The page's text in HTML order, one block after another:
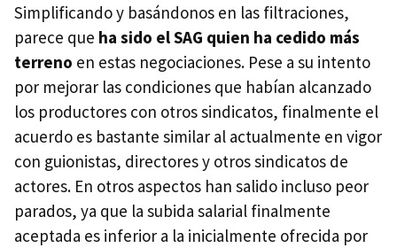
Simplificando y basándonos en las filtraciones,
parece que ha sido el SAG quien ha cedido más
terreno en estas negociaciones. Pese a su intento
por mejorar las condiciones que habían alcanzado
los productores con otros sindicatos, finalmente el
acuerdo es bastante similar al actualmente en vigor
con guionistas, directores y otros sindicatos de
actores. En otros aspectos han salido incluso peor
parados, ya que la subida salarial finalmente
aceptada es inferior a la inicialmente ofrecida por